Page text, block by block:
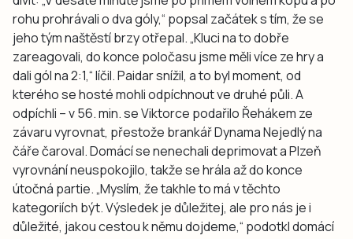
rohu prohrávali o dva góly,“ popsal začátek s tím, že se
jeho tým naštěstí brzy otřepal. „Kluci na to dobře
zareagovali, do konce poločasu jsme měli více ze hry a
dali gól na 2:1,“ líčil. Paidar snížil, a to byl moment, od
kterého se hosté mohli odpíchnout ve druhé půli. A
odpíchli – v 56. min. se Viktorce podařilo Řehákem ze
závaru vyrovnat, přestože brankář Dynama Nejedlý na
čáře čaroval. Domácí se nenechali deprimovat a Plzeň
vyrovnání neuspokojilo, takže se hrála až do konce
útočná partie. „Myslím, že takhle to má v těchto
kategoriích být. Výsledek je důležitej, ale pro nás je i
důležité, jakou cestou k němu dojdeme,“ podotkl domácí